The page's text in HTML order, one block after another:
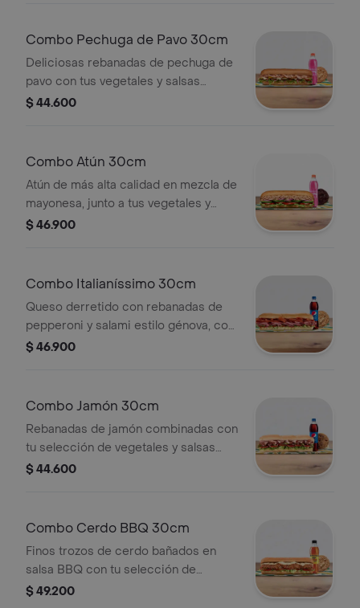
bebida más acompañamiento.
Combo Pechuga de Pavo 30cm
Deliciosas rebanadas de pechuga de
pavo con tus vegetales y salsas
favoritas. Llévalo combo con bebida
$ 44.600
Combo Atún 30cm
Atún de más alta calidad en mezcla de
mayonesa, junto a tus vegetales y
salsas de preferencia. Llévalo combo
$ 46.900
Combo Italianíssimo 30cm
Queso derretido con rebanadas de
pepperoni y salami estilo génova, con
tu vegetales y salsas de preferencia.
$ 46.900
Combo Jamón 30cm
Rebanadas de jamón combinadas con
tu selección de vegetales y salsas
favoritas. Llévalo combo con bebida
$ 44.600
Combo Cerdo BBQ 30cm
Finos trozos de cerdo bañados en
salsa BBQ con tu selección de
vegetales y salsas. Llévalo combo con
$ 49.200